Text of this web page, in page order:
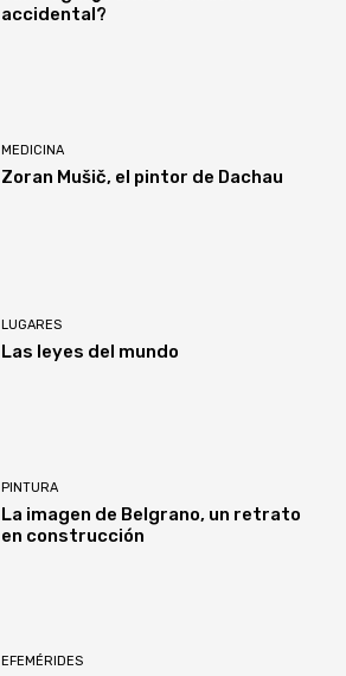
accidental?
MEDICINA
Zoran Mušič, el pintor de Dachau
LUGARES
Las leyes del mundo
PINTURA
La imagen de Belgrano, un retrato
en construcción
EFEMÉRIDES